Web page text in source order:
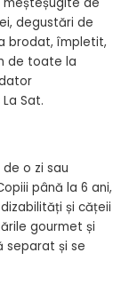
degustări de
brodat, împletit,
de toate la
Sat.
o zi sau
până la 6 ani,
și cățeii
gourmet și
separat și se